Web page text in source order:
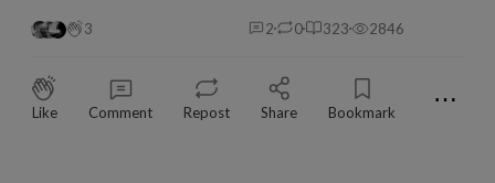
3 2 0 323 2846
Like Comment Repost Share Bookmark ⋯